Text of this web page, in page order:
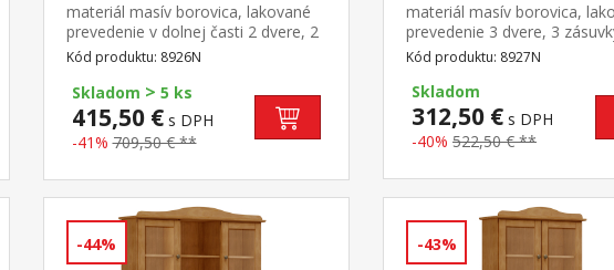
materiál masív borovica, lakované
prevedenie v dolnej časti 2 dvere, 2
zásuvky s kovovými pojazdmi v
hornej časti dvoje presklené dvere
Kód produktu: 8926N
Skladom > 5 ks
415,50 €s DPH
-41% 709,50 € **
materiál masív borovica,
prevedenie 3 dvere, 3
kovovými pojazdmi, 1 polica
Kód produktu: 8927N
Skladom
312,50 € s DPH
-40% 522,50 € **
-44% -43%